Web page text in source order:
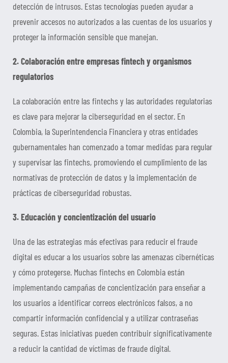
detección de intrusos. Estas tecnologías pueden ayudar a
prevenir accesos no autorizados a las cuentas de los usuarios y
proteger la información sensible que manejan.
2. Colaboración entre empresas fintech y organismos
regulatorios
La colaboración entre las fintechs y las autoridades regulatorias
es clave para mejorar la ciberseguridad en el sector. En
Colombia, la Superintendencia Financiera y otras entidades
gubernamentales han comenzado a tomar medidas para regular
y supervisar las fintechs, promoviendo el cumplimiento de las
normativas de protección de datos y la implementación de
prácticas de ciberseguridad robustas.
3. Educación y concientización del usuario
Una de las estrategias más efectivas para reducir el fraude
digital es educar a los usuarios sobre las amenazas cibernéticas
y cómo protegerse. Muchas fintechs en Colombia están
implementando campañas de concientización para enseñar a
los usuarios a identificar correos electrónicos falsos, a no
compartir información confidencial y a utilizar contraseñas
seguras. Estas iniciativas pueden contribuir significativamente
a reducir la cantidad de víctimas de fraude digital.